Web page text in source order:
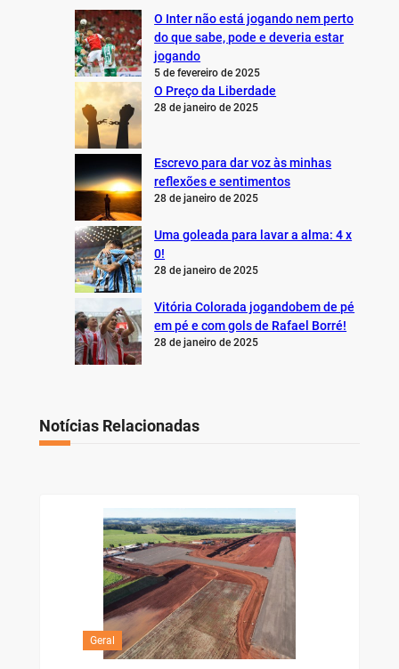
O Inter não está jogando nem perto
do que sabe, pode e deveria estar
jogando
5 de fevereiro de 2025
O Preço da Liberdade
28 de janeiro de 2025
Escrevo para dar voz às minhas
reflexões e sentimentos
28 de janeiro de 2025
Uma goleada para lavar a alma: 4 x
0!
28 de janeiro de 2025
Vitória Colorada jogandobem de pé
em pé e com gols de Rafael Borré!
28 de janeiro de 2025
Notícias Relacionadas
Geral